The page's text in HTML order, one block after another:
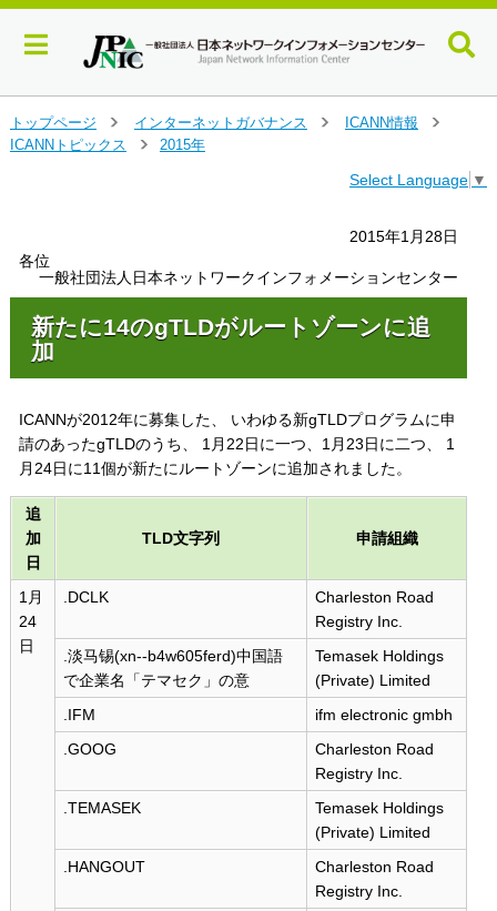
イ
へ
トップページ
＞
インターネットガバナンス
ICANN情報
ICANNトピックス
2015年
Select Language ▼
2015年1月28日
各位
一般社団法人日本ネットワークインフォメーションセンター
新たに14のgTLDがルートゾーンに追
加
ICANNが2012年に募集した、 いわゆる新gTLDプログラムに申
請のあったgTLDのうち、 1月22日に一つ、1月23日に二つ、 1
月24日に11個が新たにルートゾーンに追加されました。
追
加
日
TLD文字列 申請組織
1月
24
日
.DCLK
Charleston Road
Registry Inc.
.淡马锡(xn--b4w605ferd)中国語
で企業名「テマセク」の意
Temasek Holdings
(Private) Limited
.IFM
ifm electronic gmbh
.GOOG
Charleston Road
Registry Inc.
.TEMASEK
Temasek Holdings
(Private) Limited
.HANGOUT
Charleston Road
Registry Inc.